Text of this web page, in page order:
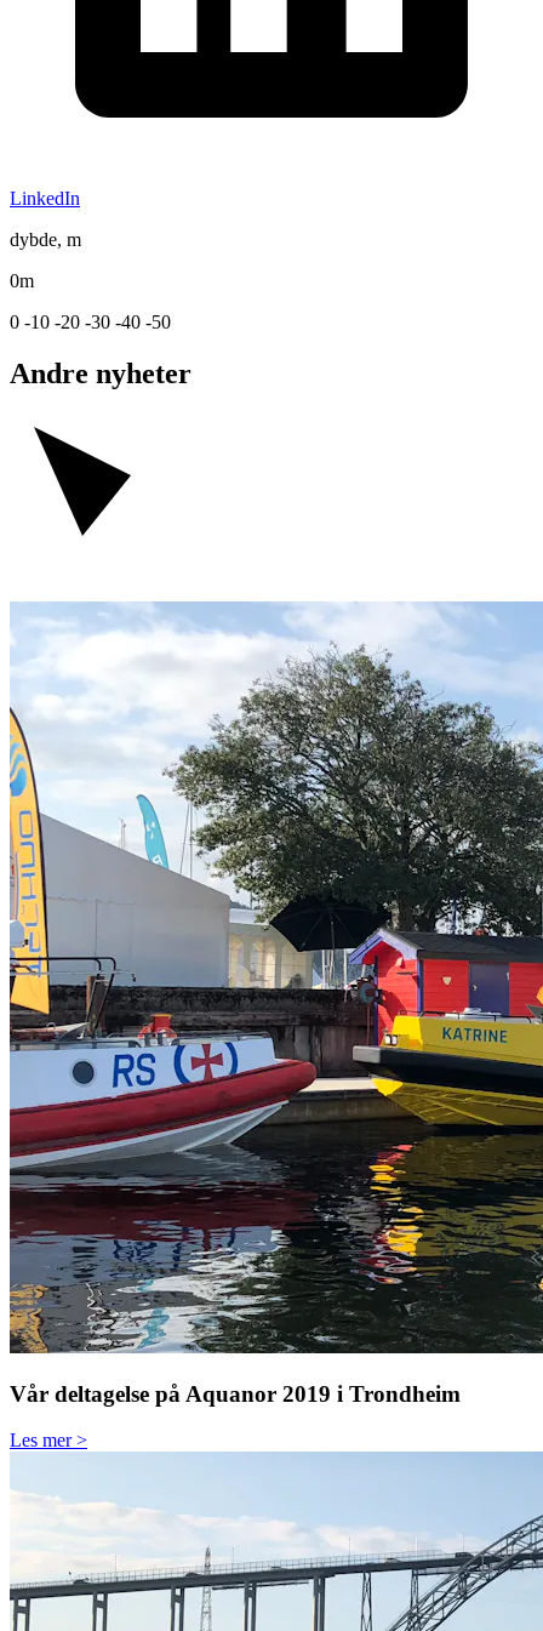
LinkedIn
dybde, m
0m
0 -10 -20 -30 -40 -50
Andre nyheter
Vår deltagelse på Aquanor 2019 i Trondheim
Les mer >